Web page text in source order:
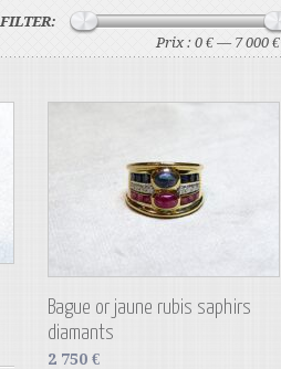
FILTER:
Prix : 0 € — 7 000 €
Bague or jaune rubis saphirs
diamants
2 750 €